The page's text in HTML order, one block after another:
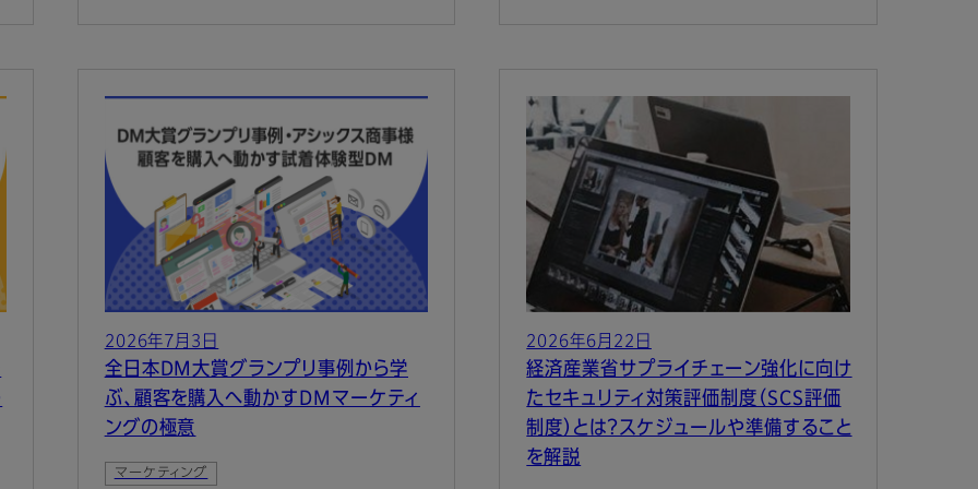
2026年7月3日
全日本DM大賞グランプリ事例から学
ぶ、顧客を購入へ動かすDMマーケティ
ングの極意
マーケティング
2026年6月22日
経済産業省サプライチェーン強化に向け
たセキュリティ対策評価制度（SCS評価
制度）とは？スケジュールや準備すること
を解説